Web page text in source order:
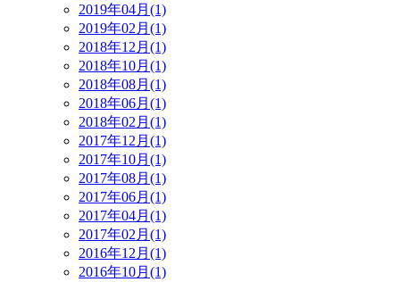
2019年04月(1)
2019年02月(1)
2018年12月(1)
2018年10月(1)
2018年08月(1)
2018年06月(1)
2018年02月(1)
2017年12月(1)
2017年10月(1)
2017年08月(1)
2017年06月(1)
2017年04月(1)
2017年02月(1)
2016年12月(1)
2016年10月(1)